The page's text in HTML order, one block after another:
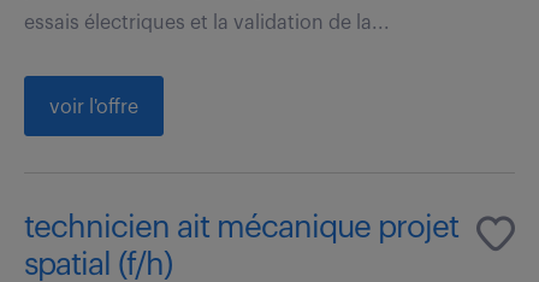
essais électriques et la validation de la...
voir l'offre
technicien ait mécanique projet
spatial (f/h)